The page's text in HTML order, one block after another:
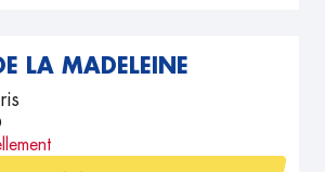
LA MADELEINE